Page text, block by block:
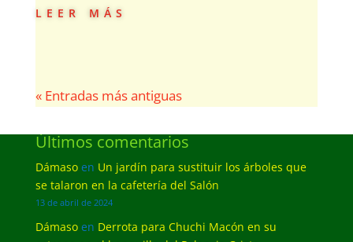
leer más
« Entradas más antiguas
Últimos comentarios
Dámasoen Un jardín para sustituir los árboles que
se talaron en la cafetería del Salón
13 de abril de 2024
Dámasoen Derrota para Chuchi Macón en su